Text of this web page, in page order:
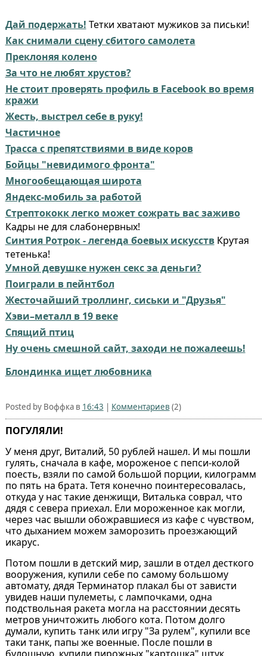
Дай подержать! Тетки хватают мужиков за письки!
Как снимали сцену сбитого самолета
Преклоняя колено
За что не любят хрустов?
Не стоит проверять профиль в Facebook во время
кражи
Жесть, выстрел себе в руку!
Частичное
Трасса с препятствиями в виде коров
Бойцы "невидимого фронта"
Многообещающая широта
Яндекс-мобиль за работой
Стрептококк легко может сожрать вас заживо
Кадры не для слабонервных!
Синтия Ротрок - легенда боевых искусствКрутая
тетенька!
Умной девушке нужен секс за деньги?
Поиграли в пейнтбол
Жесточайший троллинг, сиськи и "Друзья"
Хэви–металл в 19 веке
Спящий птиц
Ну очень смешной сайт, заходи не пожалеешь!
Блондинка ищет любовника
Posted by Воффка в 16:43 | Комментариев (2)
ПОГУЛЯЛИ!
У меня друг, Виталий, 50 рублей нашел. И мы пошли
гулять, сначала в кафе, мороженое с пепси-колой
поесть, взяли по самой большой порции, килограмм
по пять на брата. Тетя конечно поинтересовалась,
откуда у нас такие денжищи, Виталька соврал, что
дядя с севера приехал. Ели мороженное как могли,
через час вышли обожравшиеся из кафе с чувством,
что дыханием можем заморозить проезжающий
икарус.
Потом пошли в детский мир, зашли в отдел десткого
вооружения, купили себе по самому большому
автомату, дядя Терминатор плакал бы от зависти
увидев наши пулеметы, с лампочками, одна
подствольная ракета могла на расстоянии десять
метров уничтожить любого кота. Потом долго
думали, купить танк или игру "За рулем", купили все
таки танк, папы же военные. После пошли в